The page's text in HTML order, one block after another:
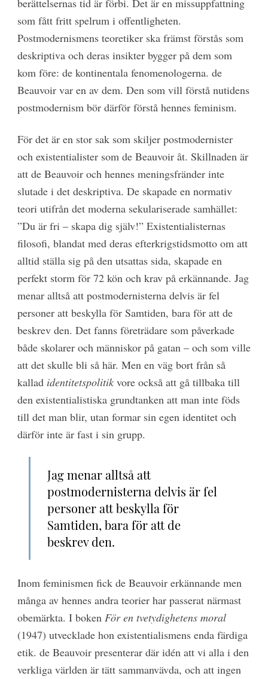
berättelsernas tid är förbi. Det är en missuppfattning
som fått fritt spelrum i offentligheten.
Postmodernismens teoretiker ska främst förstås som
deskriptiva och deras insikter bygger på dem som
kom före: de kontinentala fenomenologerna. de
Beauvoir var en av dem. Den som vill förstå nutidens
postmodernism bör därför förstå hennes feminism.
För det är en stor sak som skiljer postmodernister
och existentialister som de Beauvoir åt. Skillnaden är
att de Beauvoir och hennes meningsfränder inte
slutade i det deskriptiva. De skapade en normativ
teori utifrån det moderna sekulariserade samhället:
”Du är fri – skapa dig själv!” Existentialisternas
filosofi, blandat med deras efterkrigstidsmotto om att
alltid ställa sig på den utsattas sida, skapade en
perfekt storm för 72 kön och krav på erkännande. Jag
menar alltså att postmodernisterna delvis är fel
personer att beskylla för Samtiden, bara för att de
beskrev den. Det fanns företrädare som påverkade
både skolarer och människor på gatan – och som ville
att det skulle bli så här. Men en väg bort från så
kallad identitetspolitik vore också att gå tillbaka till
den existentialistiska grundtanken att man inte föds
till det man blir, utan formar sin egen identitet och
därför inte är fast i sin grupp.
Jag menar alltså att
postmodernisterna delvis är fel
personer att beskylla för
Samtiden, bara för att de
beskrev den.
Inom feminismen fick de Beauvoir erkännande men
många av hennes andra teorier har passerat närmast
obemärkta. I boken För en tvetydighetens moral
(1947) utvecklade hon existentialismens enda färdiga
etik. de Beauvoir presenterar där idén att vi alla i den
verkliga världen är tätt sammanvävda, och att ingen